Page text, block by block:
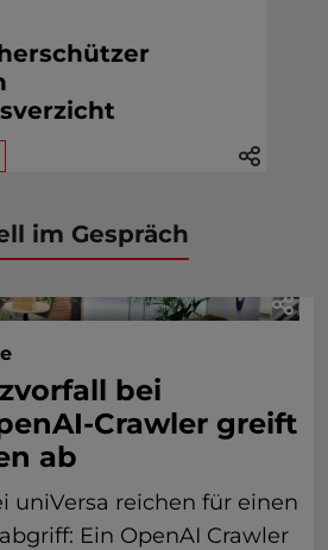
im Gespräch
bei
Crawler greift
ab
uniVersa reichen für einen
Ein OpenAI Crawler